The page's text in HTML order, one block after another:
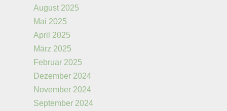
August 2025
Mai 2025
April 2025
März 2025
Februar 2025
Dezember 2024
November 2024
September 2024